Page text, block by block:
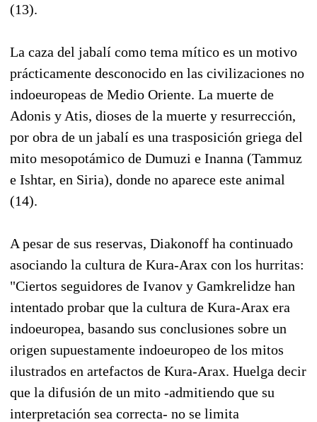
(13).
La caza del jabalí como tema mítico es un motivo
prácticamente desconocido en las civilizaciones no
indoeuropeas de Medio Oriente. La muerte de
Adonis y Atis, dioses de la muerte y resurrección,
por obra de un jabalí es una trasposición griega del
mito mesopotámico de Dumuzi e Inanna (Tammuz
e Ishtar, en Siria), donde no aparece este animal
(14).
A pesar de sus reservas, Diakonoff ha continuado
asociando la cultura de Kura-Arax con los hurritas:
"Ciertos seguidores de Ivanov y Gamkrelidze han
intentado probar que la cultura de Kura-Arax era
indoeuropea, basando sus conclusiones sobre un
origen supuestamente indoeuropeo de los mitos
ilustrados en artefactos de Kura-Arax. Huelga decir
que la difusión de un mito -admitiendo que su
interpretación sea correcta- no se limita